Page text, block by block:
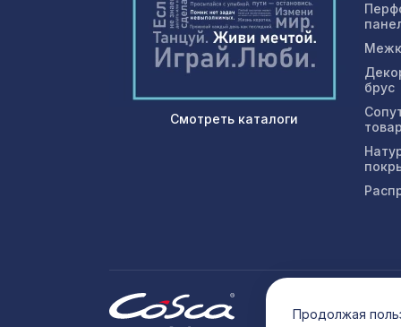
Смотреть каталоги
брус
©
Продолжая